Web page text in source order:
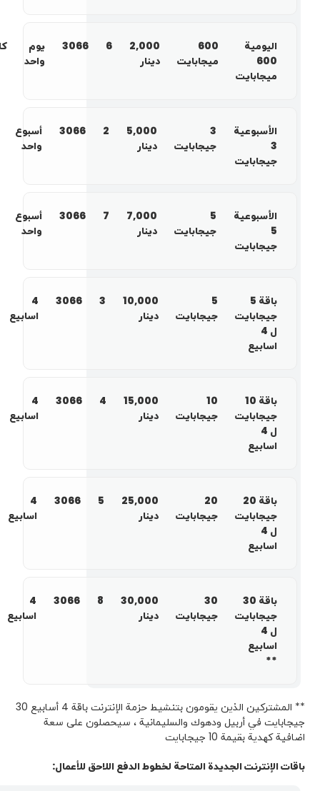
اليومية
600
ميجابايت
600
ميجابايت
2,000
دينار
6
3066
يوم
واحد
الأسبوعية
3
جيجابايت
3
جيجابايت
5,000
دينار
2
3066
أسبوع
واحد
الأسبوعية
5
جيجابايت
5
جيجابايت
7,000
دينار
7
3066
أسبوع
واحد
باقة 5
جيجابايت
ل 4
اسابيع
5
جيجابايت
10,000
دينار
3
3066
4
اسابيع
باقة 10
جيجابايت
ل 4
اسابيع
10
جيجابايت
15,000
دينار
4
3066
4
اسابيع
باقة 20
جيجابايت
ل 4
اسابيع
20
جيجابايت
25,000
دينار
5
3066
4
اسابيع
باقة 30
جيجابايت
ل 4
اسابيع
**
30
جيجابايت
30,000
دينار
8
3066
4
اسابيع
** المشتركين الذين يقومون بتنشيط حزمة الإنترنت باقة 4 أسابيع 30
جيجابايت في أربيل ودهوك والسليمانية ، سيحصلون على سعة
اضافیة كهدية بقيمة 10 جيجابايت
باقات الإنترنت الجديدة المتاحة لخطوط الدفع اللاحق للأعمال: